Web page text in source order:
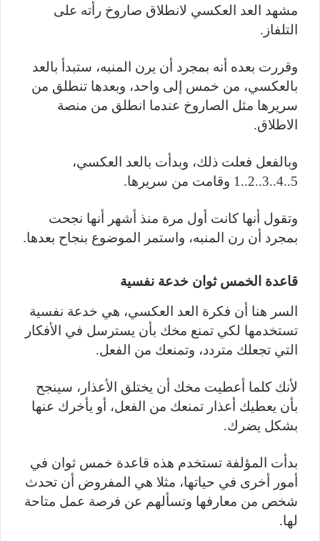
مشهد العد العكسي لانطلاق صاروخ رأته على
التلفاز.
وقررت بعده أنه بمجرد أن يرن المنبه، ستبدأ بالعد
بالعكسي، من خمس إلى واحد، وبعدها تنطلق من
سريرها مثل الصاروخ عندما انطلق من منصة
الاطلاق.
وبالفعل فعلت ذلك، وبدأت بالعد العكسي،
5..4..3..2..1 وقامت من سريرها.
وتقول أنها كانت أول مرة منذ أشهر أنها نجحت
بمجرد أن رن المنبه، واستمر الموضوع بنجاح بعدها.
قاعدة الخمس ثوان خدعة نفسية
السر هنا أن فكرة العد العكسي، هي خدعة نفسية
تستخدمها لكي تمنع مخك بأن يسترسل في الأفكار
التي تجعلك متردد، وتمنعك من الفعل.
لأنك كلما أعطيت مخك أن يختلق الأعذار، سينجح
بأن يعطيك أعذار تمنعك من الفعل، أو يأخرك عنها
بشكل يضرك.
بدأت المؤلفة تستخدم هذه قاعدة خمس ثوان في
أمور أخرى في حياتها، مثلا هي المفروض أن تحدث
شخص من معارفها وتسألهم عن فرصة عمل متاحة
لها.